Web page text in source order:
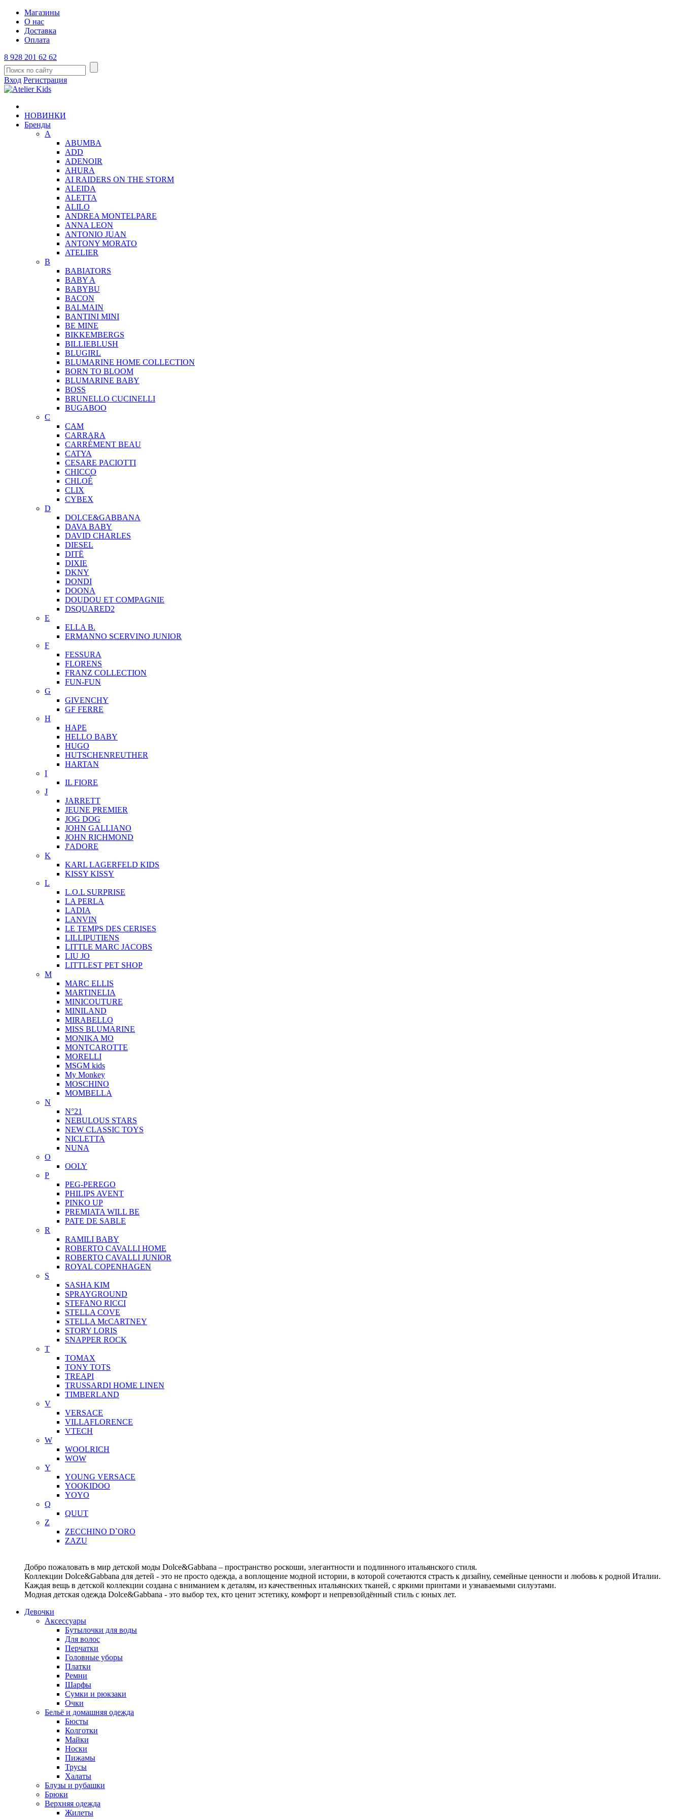
Магазины
О нас
Доставка
Оплата
8 928 201 62 62
Вход Регистрация
НОВИНКИ
Бренды
A
ABUMBA
ADD
ADENOIR
AHURA
AI RAIDERS ON THE STORM
ALEIDA
ALETTA
ALILO
ANDREA MONTELPARE
ANNA LEON
ANTONIO JUAN
ANTONY MORATO
ATELIER
B
BABIATORS
BABY A
BABYBU
BACON
BALMAIN
BANTINI MINI
BE MINE
BIKKEMBERGS
BILLIEBLUSH
BLUGIRL
BLUMARINE HOME COLLECTION
BORN TO BLOOM
BLUMARINE BABY
BOSS
BRUNELLO CUCINELLI
BUGABOO
C
CAM
CARRARA
CARRÉMENT BEAU
CATYA
CESARE PACIOTTI
CHICCO
CHLOÉ
CLIX
CYBEX
D
DOLCE&GABBANA
DAVA BABY
DAVID CHARLES
DIESEL
DITЁ
DIXIE
DKNY
DONDI
DOONA
DOUDOU ET COMPAGNIE
DSQUARED2
E
ELLA B.
ERMANNO SCERVINO JUNIOR
F
FESSURA
FLORENS
FRANZ COLLECTION
FUN-FUN
G
GIVENCHY
GF FERRE
H
HAPE
HELLO BABY
HUGO
HUTSCHENREUTHER
HARTAN
I
IL FIORE
J
JARRETT
JEUNE PREMIER
JOG DOG
JOHN GALLIANO
JOHN RICHMOND
J'ADORE
K
KARL LAGERFELD KIDS
KISSY KISSY
L
L.O.L SURPRISE
LA PERLA
LADIA
LANVIN
LE TEMPS DES CERISES
LILLIPUTIENS
LITTLE MARC JACOBS
LIU JO
LITTLEST PET SHOP
M
MARC ELLIS
MARTINELIA
MINICOUTURE
MINILAND
MIRABELLO
MISS BLUMARINE
MONIKA MO
MONTCAROTTE
MORELLI
MSGM kids
My Monkey
MOSCHINO
MOMBELLA
N
N°21
NEBULOUS STARS
NEW CLASSIC TOYS
NICLETTA
NUNA
O
OOLY
P
PEG-PEREGO
PHILIPS AVENT
PINKO UP
PREMIATA WILL BE
PATE DE SABLE
R
RAMILI BABY
ROBERTO CAVALLI HOME
ROBERTO CAVALLI JUNIOR
ROYAL COPENHAGEN
S
SASHA KIM
SPRAYGROUND
STEFANO RICCI
STELLA COVE
STELLA McCARTNEY
STORY LORIS
SNAPPER ROCK
T
TOMAX
TONY TOTS
TREAPI
TRUSSARDI HOME LINEN
TIMBERLAND
V
VERSACE
VILLAFLORENCE
VTECH
W
WOOLRICH
WOW
Y
YOUNG VERSACE
YOOKIDOO
YOYO
Q
QUUT
Z
ZECCHINO D`ORO
ZAZU
Добро пожаловать в мир детской моды Dolce&Gabbana – пространство роскоши, элегантности и подлинного итальянского стиля.
Коллекции Dolce&Gabbana для детей - это не просто одежда, а воплощение модной истории, в которой сочетаются страсть к дизайну, семейные ценности и любовь к родной Италии.
Каждая вещь в детской коллекции создана с вниманием к деталям, из качественных итальянских тканей, с яркими принтами и узнаваемыми силуэтами.
Модная детская одежда Dolce&Gabbana - это выбор тех, кто ценит эстетику, комфорт и непревзойдённый стиль с юных лет.
Девочки
Аксессуары
Бутылочки для воды
Для волос
Перчатки
Головные уборы
Платки
Ремни
Шарфы
Сумки и рюкзаки
Очки
Бельё и домашняя одежда
Бюсты
Колготки
Майки
Носки
Пижамы
Трусы
Халаты
Блузы и рубашки
Брюки
Верхняя одежда
Жилеты